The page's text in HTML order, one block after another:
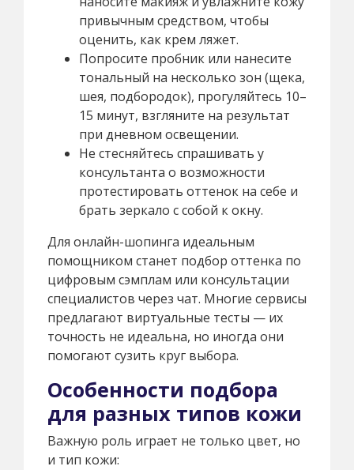
привычным средством, чтобы
оценить, как крем ляжет.
Попросите пробник или нанесите
тональный на несколько зон (щека,
шея, подбородок), прогуляйтесь 10–
15 минут, взгляните на результат
при дневном освещении.
Не стесняйтесь спрашивать у
консультанта о возможности
протестировать оттенок на себе и
брать зеркало с собой к окну.
Для онлайн-шопинга идеальным
помощником станет подбор оттенка по
цифровым сэмплам или консультации
специалистов через чат. Многие сервисы
предлагают виртуальные тесты — их
точность не идеальна, но иногда они
помогают сузить круг выбора.
Особенности подбора
для разных типов кожи
Важную роль играет не только цвет, но
и тип кожи: